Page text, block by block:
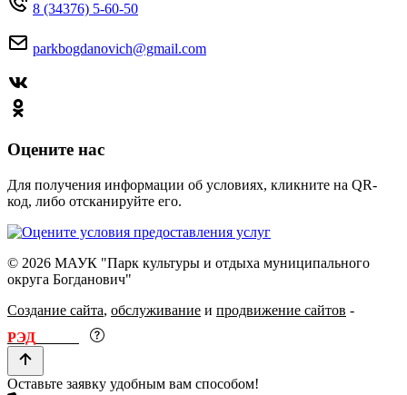
8 (34376) 5-60-50
parkbogdanovich@gmail.com
Оцените нас
Для получения информации об условиях, кликните на QR-
код, либо отсканируйте его.
© 2026 МАУК "Парк культуры и отдыха муниципального
округа Богданович"
Создание сайта, обслуживание и продвижение сайтов -
РЭД
Оставьте заявку удобным вам способом!